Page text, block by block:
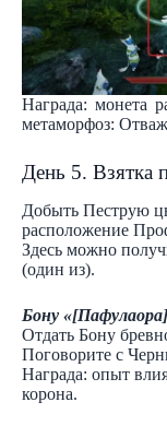
Награда: монета
метаморфоз:
День 5. Взятка
Добыть Пеструю
расположение
Здесь можно
(один из).
Бону
Отдать Бону
Поговорите с
Награда: опыт
корона.